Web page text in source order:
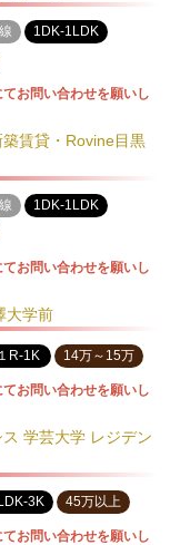
1DK-1LDK
お問い合わせを願いし
賃貸・Rovine目黒
1DK-1LDK
お問い合わせを願いし
大学前
１R-1K 14万～15万
お問い合わせを願いし
学芸大学 レジデン
3K 45万以上
お問い合わせを願いし